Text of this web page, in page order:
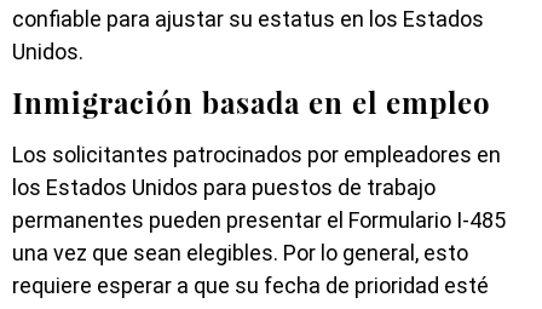
confiable para ajustar su estatus en los Estados
Unidos.
Inmigración basada en el empleo
Los solicitantes patrocinados por empleadores en
los Estados Unidos para puestos de trabajo
permanentes pueden presentar el Formulario I-485
una vez que sean elegibles. Por lo general, esto
requiere esperar a que su fecha de prioridad esté